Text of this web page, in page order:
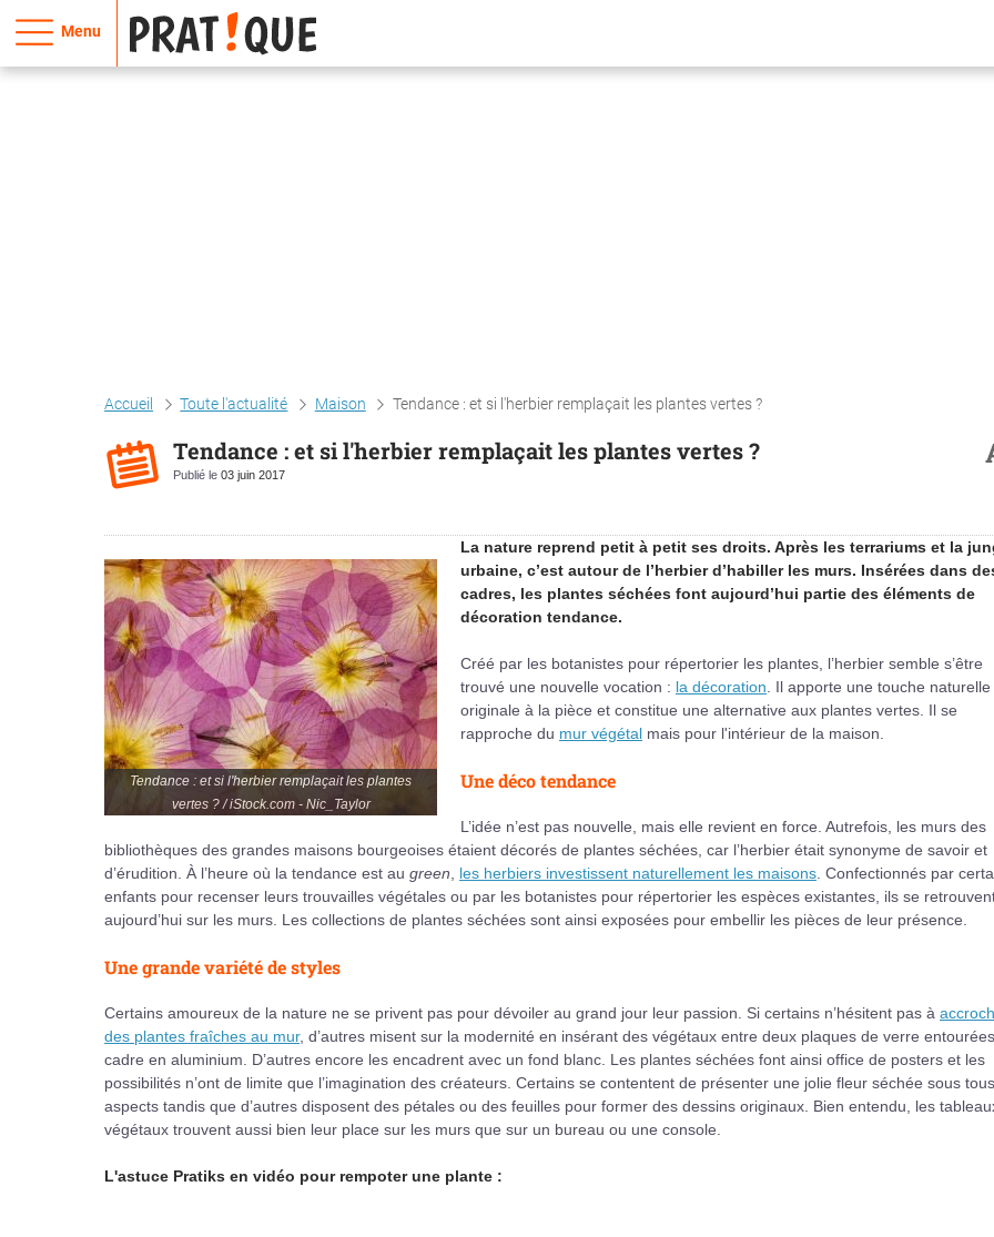
Menu
Accueil Toute l'actualité Maison Tendance : et si l'herbier remplaçait les plantes vertes ?
Tendance : et si l'herbier remplaçait les plantes vertes ?
Publié le 03 juin 2017
Tendance : et si l'herbier remplaçait les plantes
vertes ? / iStock.com - Nic_Taylor
La nature reprend petit à petit ses droits. Après les terrariums et la
urbaine, c’est autour de l’herbier d’habiller les murs. Insérées dans
cadres, les plantes séchées font aujourd’hui partie des éléments de
décoration tendance.
Créé par les botanistes pour répertorier les plantes, l’herbier semble s’être
trouvé une nouvelle vocation : la décoration . Il apporte une touche
originale à la pièce et constitue une alternative aux plantes vertes. Il se
rapproche du mur végétal mais pour l'intérieur de la maison.
Une déco tendance
L’idée n’est pas nouvelle, mais elle revient en force. Autrefois, les murs des
bibliothèques des grandes maisons bourgeoises étaient décorés de plantes séchées, car l’herbier était synonyme de savoir et
d’érudition. À l’heure où la tendance est au green les herbiers investissent naturellement les maisons . Confectionnés par
enfants pour recenser leurs trouvailles végétales ou par les botanistes pour répertorier les espèces existantes, ils se
aujourd’hui sur les murs. Les collections de plantes séchées sont ainsi exposées pour embellir les pièces de leur présence.
Une grande variété de styles
Certains amoureux de la nature ne se privent pas pour dévoiler au grand jour leur passion. Si certains n’hésitent pas à
des plantes fraîches au mur, d’autres misent sur la modernité en insérant des végétaux entre deux plaques de verre entourées
cadre en aluminium. D’autres encore les encadrent avec un fond blanc. Les plantes séchées font ainsi office de posters et les
possibilités n’ont de limite que l’imagination des créateurs. Certains se contentent de présenter une jolie fleur séchée sous
aspects tandis que d’autres disposent des pétales ou des feuilles pour former des dessins originaux. Bien entendu, les
végétaux trouvent aussi bien leur place sur les murs que sur un bureau ou une console.
L'astuce Pratiks en vidéo pour rempoter une plante :